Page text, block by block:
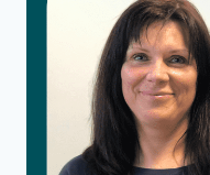
2024